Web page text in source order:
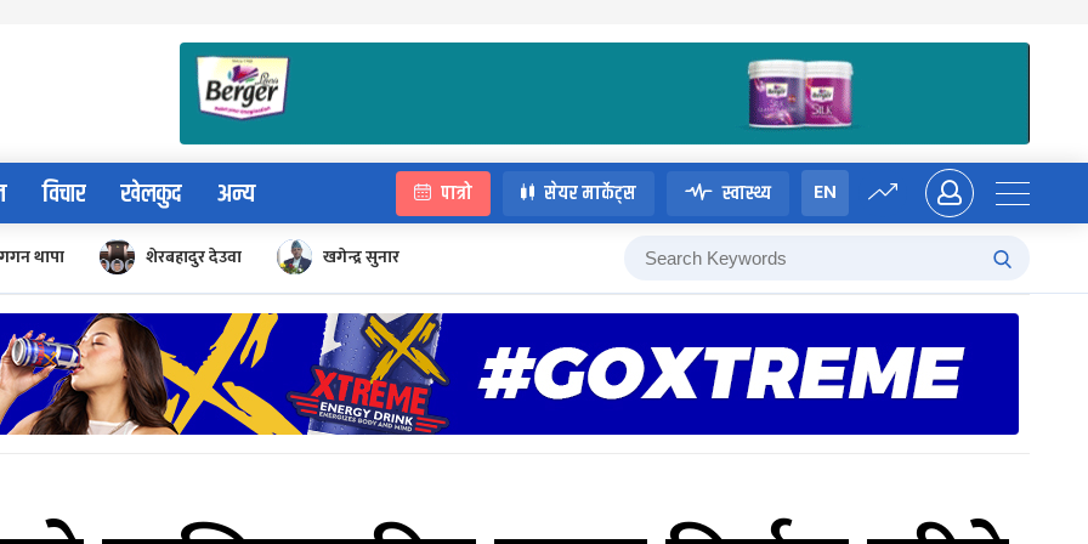
विचार खेलकुद अन्य पात्रो सेयर मार्केट्स स्वास्थ्य EN
गगन थापा शेरबहादुर देउवा खगेन्द्र सुनार